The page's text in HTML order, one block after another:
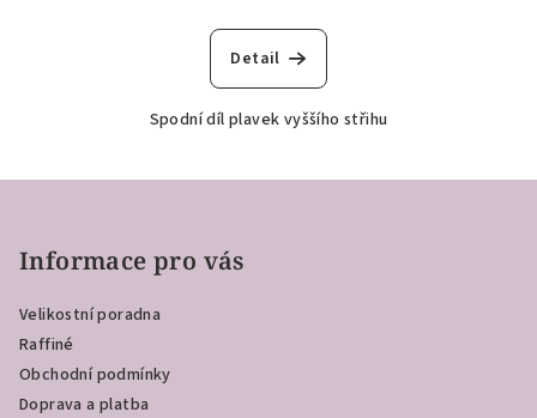
Detail
Spodní díl plavek vyššího střihu
Informace pro vás
Velikostní poradna
Raffiné
Obchodní podmínky
Doprava a platba